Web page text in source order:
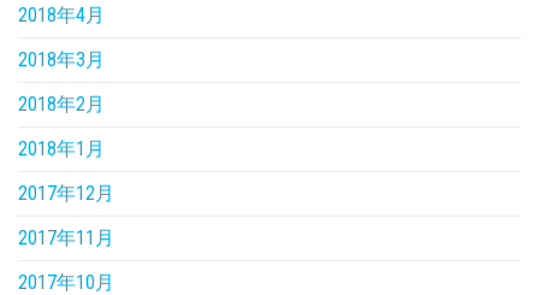
2018年4月
2018年3月
2018年2月
2018年1月
2017年12月
2017年11月
2017年10月